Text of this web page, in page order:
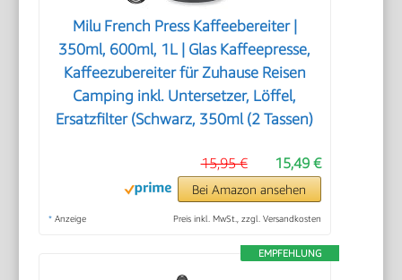
Milu French Press Kaffeebereiter |
350ml, 600ml, 1L | Glas Kaffeepresse,
Kaffeezubereiter für Zuhause Reisen
Camping inkl. Untersetzer, Löffel,
Ersatzfilter (Schwarz, 350ml (2 Tassen)
15,49 €
15,95 €
Bei Amazon ansehen
* Anzeige Preis inkl. MwSt., zzgl. Versandkosten
EMPFEHLUNG